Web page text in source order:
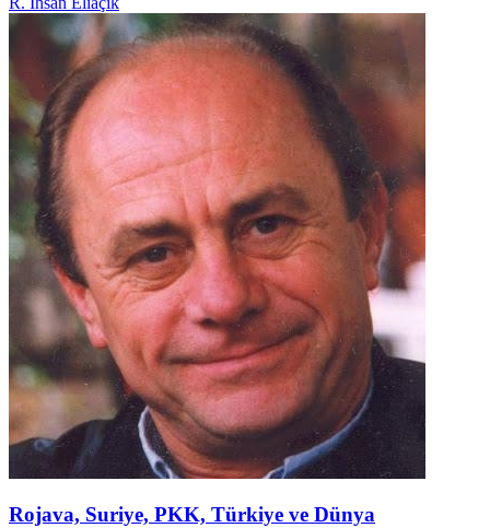
Rojava, Suriye, PKK, Türkiye ve Dünya